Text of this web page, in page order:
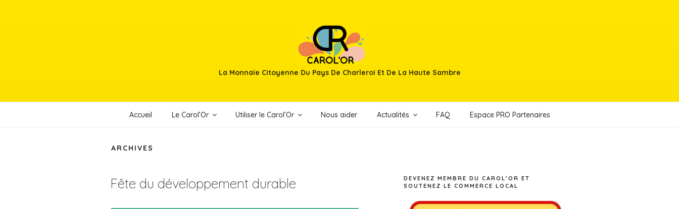
La Monnaie Citoyenne Du Pays De Charleroi Et De La Haute Sambre
Accueil Le Carol’Or Utiliser le Carol’Or Nous aider Actualités FAQ Espace PRO Partenaires
ARCHIVES
Fête du développement durable
DEVENEZ MEMBRE DU CAROL’OR ET
SOUTENEZ LE COMMERCE LOCAL